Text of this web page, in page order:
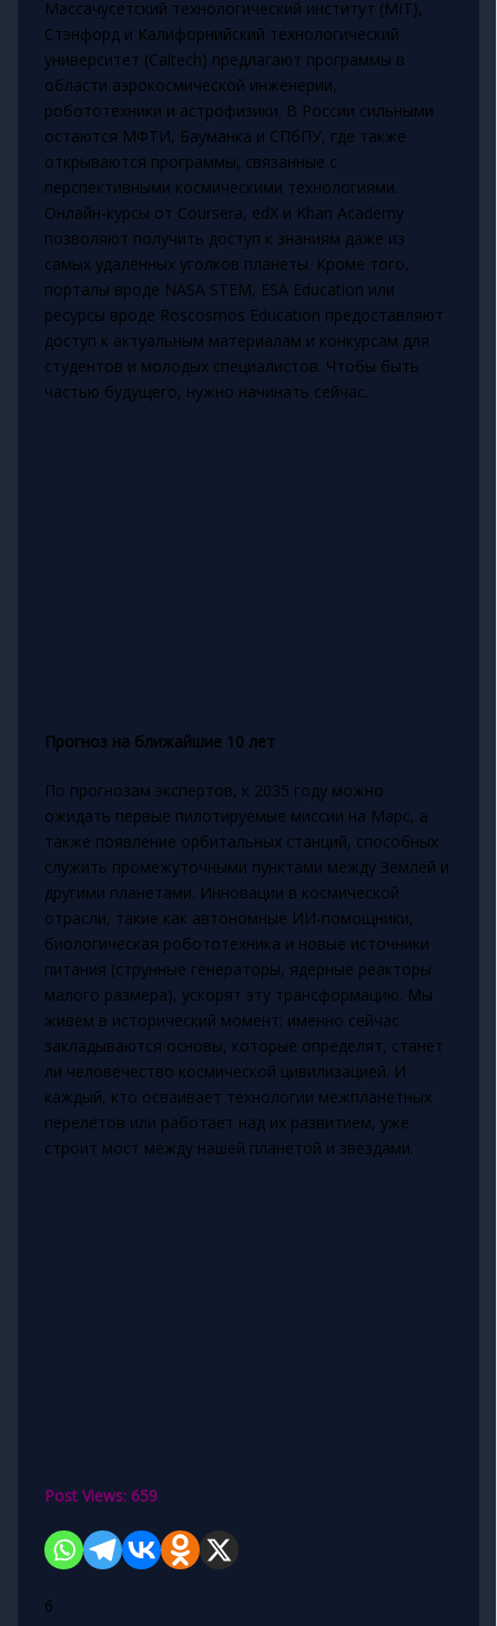
Массачусетский технологический институт (MIT),
Стэнфорд и Калифорнийский технологический
университет (Caltech) предлагают программы в
области аэрокосмической инженерии,
робототехники и астрофизики. В России сильными
остаются МФТИ, Бауманка и СПбПУ, где также
открываются программы, связанные с
перспективными космическими технологиями.
Онлайн-курсы от Coursera, edX и Khan Academy
позволяют получить доступ к знаниям даже из
самых удалённых уголков планеты. Кроме того,
порталы вроде NASA STEM, ESA Education или
ресурсы вроде Roscosmos Education предоставляют
доступ к актуальным материалам и конкурсам для
студентов и молодых специалистов. Чтобы быть
частью будущего, нужно начинать сейчас.
Прогноз на ближайшие 10 лет
По прогнозам экспертов, к 2035 году можно
ожидать первые пилотируемые миссии на Марс, а
также появление орбитальных станций, способных
служить промежуточными пунктами между Землёй и
другими планетами. Инновации в космической
отрасли, такие как автономные ИИ-помощники,
биологическая робототехника и новые источники
питания (струнные генераторы, ядерные реакторы
малого размера), ускорят эту трансформацию. Мы
живём в исторический момент: именно сейчас
закладываются основы, которые определят, станет
ли человечество космической цивилизацией. И
каждый, кто осваивает технологии межпланетных
перелётов или работает над их развитием, уже
строит мост между нашей планетой и звёздами.
Post Views: 659
6